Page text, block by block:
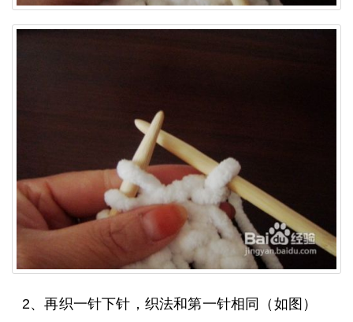
2、再织一针下针，织法和第一针相同（如图）